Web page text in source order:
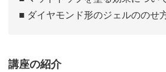
■ ダイヤモンド形のジェルののせ
講座の紹介